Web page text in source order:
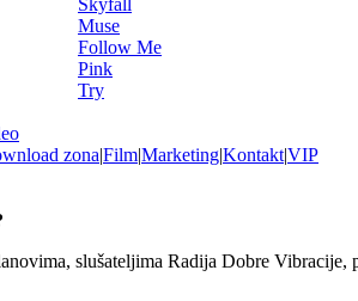
Skyfall
Muse
Follow Me
Pink
Try
zona|Film|Marketing|Kontakt|VIP
slušateljima Radija Dobre